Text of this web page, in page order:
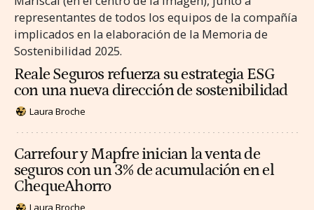
Reale Seguros refuerza su estrategia ESG
con una nueva dirección de sostenibilidad
Laura Broche
Carrefour y Mapfre inician la venta de
seguros con un 3% de acumulación en el
ChequeAhorro
Laura Broche